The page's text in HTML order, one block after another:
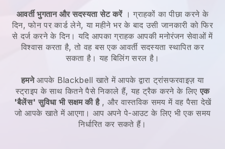
आवर्ती भुगतान और सदस्यता सेट करें। ग्राहकों का पीछा करने के
दिन, फोन पर कार्ड लेने, या महीने भर के बाद उसी जानकारी को फिर
से दर्ज करने के दिन।यदि आपका ग्राहक आपकी मनोरंजन सेवाओं में
विश्वास करता है, तो वह बस एक आवर्ती सदस्यता स्थापित कर
सकता है। यह बिलिंग सरल है।
हमनेआपके Blackbell खाते में आपके द्वारा ट्रांसफरवाइज़ या
स्ट्राइप के साथ कितने पैसे निकाले हैं, यह ट्रैक करने के लिएएक
'बैलेंस' सुविधा भी सक्षम की है, और वास्तविक समय में वह पैसा देखें
जो आपके खाते में आएगा। आप अपने पे-आउट के लिए भी एक समय
निर्धारित कर सकते हैं।